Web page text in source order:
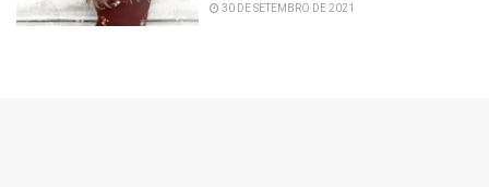
30 DE SETEMBRO DE 2021